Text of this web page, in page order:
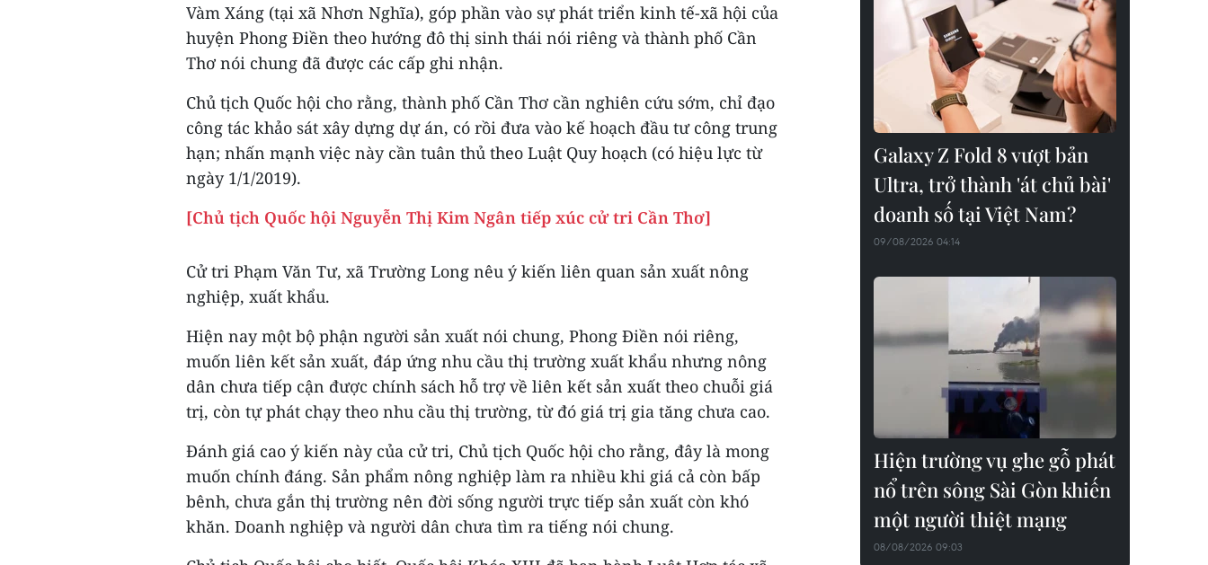
Vàm Xáng (tại xã Nhơn Nghĩa), góp phần vào sự phát triển kinh tế-xã hội của
huyện Phong Điền theo hướng đô thị sinh thái nói riêng và thành phố Cần
Thơ nói chung đã được các cấp ghi nhận.
Chủ tịch Quốc hội cho rằng, thành phố Cần Thơ cần nghiên cứu sớm, chỉ đạo
công tác khảo sát xây dựng dự án, có rồi đưa vào kế hoạch đầu tư công trung
hạn; nhấn mạnh việc này cần tuân thủ theo Luật Quy hoạch (có hiệu lực từ
ngày 1/1/2019).
[Chủ tịch Quốc hội Nguyễn Thị Kim Ngân tiếp xúc cử tri Cần Thơ]
Cử tri Phạm Văn Tư, xã Trường Long nêu ý kiến liên quan sản xuất nông
nghiệp, xuất khẩu.
Hiện nay một bộ phận người sản xuất nói chung, Phong Điền nói riêng,
muốn liên kết sản xuất, đáp ứng nhu cầu thị trường xuất khẩu nhưng nông
dân chưa tiếp cận được chính sách hỗ trợ về liên kết sản xuất theo chuỗi giá
trị, còn tự phát chạy theo nhu cầu thị trường, từ đó giá trị gia tăng chưa cao.
Đánh giá cao ý kiến này của cử tri, Chủ tịch Quốc hội cho rằng, đây là mong
muốn chính đáng. Sản phẩm nông nghiệp làm ra nhiều khi giá cả còn bấp
bênh, chưa gắn thị trường nên đời sống người trực tiếp sản xuất còn khó
khăn. Doanh nghiệp và người dân chưa tìm ra tiếng nói chung.
Galaxy Z Fold 8 vượt bản
Ultra, trở thành 'át chủ bài'
doanh số tại Việt Nam?
09/08/2026 04:14
Hiện trường vụ ghe gỗ phát
nổ trên sông Sài Gòn khiến
một người thiệt mạng
08/08/2026 09:03